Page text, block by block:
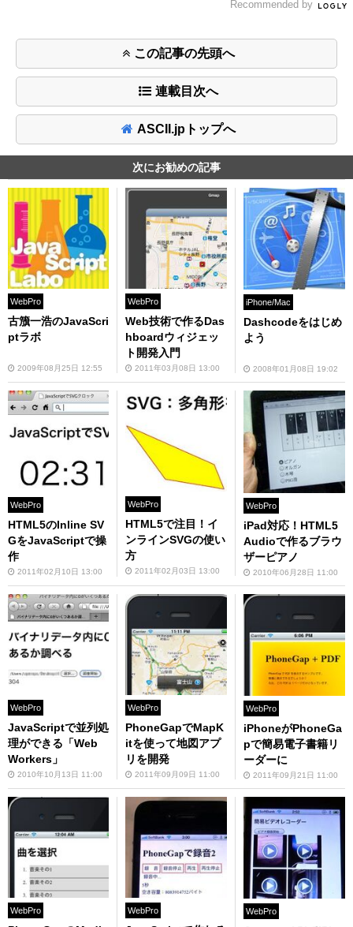
Recommended by
この記事の先頭へ
連載目次へ
ASCII.jpトップへ
次にお勧めの記事
WebPro
古籏一浩のJavaScri
ptラボ
2009年08月25日 12:55
WebPro
Web技術で作るDas
hboardウィジェッ
ト開発入門
2011年03月08日 13:00
iPhone/Mac
Dashcodeをはじめ
よう
2008年01月08日 19:02
WebPro
HTML5のInline SV
GをJavaScriptで操
作
2011年02月10日 13:00
WebPro
HTML5で注目！イ
ンラインSVGの使い
方
2011年02月03日 13:00
WebPro
iPad対応！HTML5
Audioで作るブラウ
ザーピアノ
2010年06月28日 11:00
WebPro
JavaScriptで並列処
理ができる「Web
Workers」
2010年10月13日 11:00
WebPro
PhoneGapでMapK
itを使って地図アプ
リを開発
2011年09月09日 11:00
WebPro
iPhoneがPhoneGa
pで簡易電子書籍リ
ーダーに
2011年09月21日 11:00
WebPro WebPro WebPro